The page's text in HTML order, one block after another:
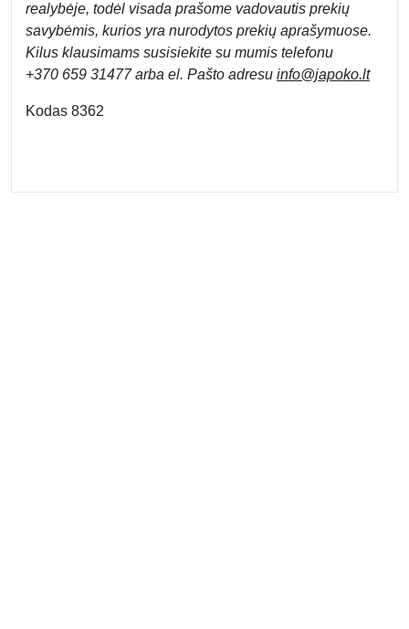
realybėje, todėl visada prašome vadovautis prekių
savybėmis, kurios yra nurodytos prekių aprašymuose.
Kilus klausimams susisiekite su mumis telefonu
+370 659 31477 arba el. Pašto adresu info@japoko.lt
Kodas 8362